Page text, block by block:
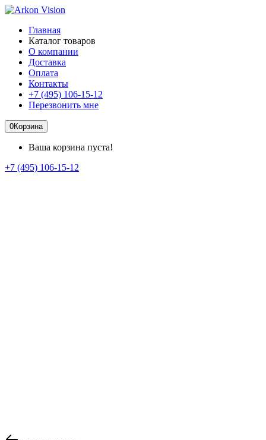
Главная
Каталог товаров
О компании
Доставка
Оплата
Контакты
+7 (495) 106-15-12
Перезвонить мне
0Корзина
Ваша корзина пуста!
+7 (495) 106-15-12